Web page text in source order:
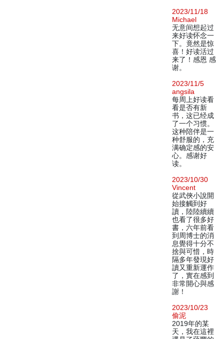
2023/11/18
Michael
无意间想起过
来好读怀念一
下。竟然是惊
喜！好读活过
来了！感恩 感
谢。
2023/11/5
angsila
每周上好读看
看是否有新
书，这已经成
了一个习惯。
这种陪伴是一
种舒服的，充
满确定感的安
心。感谢好
读。
2023/10/30
Vincent
從武俠小說開
始接觸到好
讀，陸陸續續
也看了很多好
書，六年前看
到周博士的消
息覺得十分不
捨與可惜，時
隔多年發現好
讀又重新運作
了，實在感到
非常開心與感
謝！
2023/10/23
偷泥
2019年的某
天，我在這裡